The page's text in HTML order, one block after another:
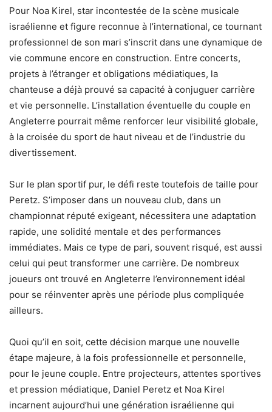
Pour Noa Kirel, star incontestée de la scène musicale
israélienne et figure reconnue à l’international, ce tournant
professionnel de son mari s’inscrit dans une dynamique de
vie commune encore en construction. Entre concerts,
projets à l’étranger et obligations médiatiques, la
chanteuse a déjà prouvé sa capacité à conjuguer carrière
et vie personnelle. L’installation éventuelle du couple en
Angleterre pourrait même renforcer leur visibilité globale,
à la croisée du sport de haut niveau et de l’industrie du
divertissement.
Sur le plan sportif pur, le défi reste toutefois de taille pour
Peretz. S’imposer dans un nouveau club, dans un
championnat réputé exigeant, nécessitera une adaptation
rapide, une solidité mentale et des performances
immédiates. Mais ce type de pari, souvent risqué, est aussi
celui qui peut transformer une carrière. De nombreux
joueurs ont trouvé en Angleterre l’environnement idéal
pour se réinventer après une période plus compliquée
ailleurs.
Quoi qu’il en soit, cette décision marque une nouvelle
étape majeure, à la fois professionnelle et personnelle,
pour le jeune couple. Entre projecteurs, attentes sportives
et pression médiatique, Daniel Peretz et Noa Kirel
incarnent aujourd’hui une génération israélienne qui